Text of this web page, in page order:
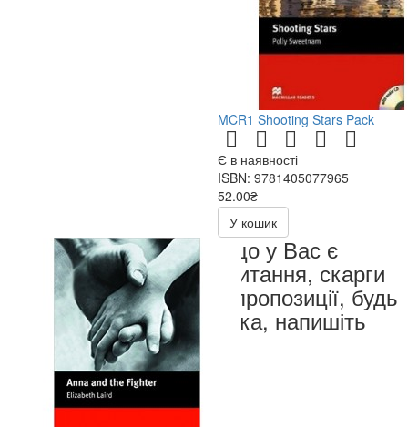
MCR1 Shooting Stars Pack
Є в наявності
ISBN: 9781405077965
52.00₴
У кошик
Якщо у Вас є
запитання, скарги
чи пропозиції, будь
ласка, напишіть